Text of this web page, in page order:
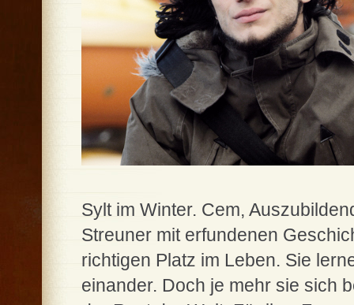
Sylt im Winter. Cem,
Streuner mit erfundenen
richtigen Platz im Leben. Sie
einander. Doch je mehr sie sich